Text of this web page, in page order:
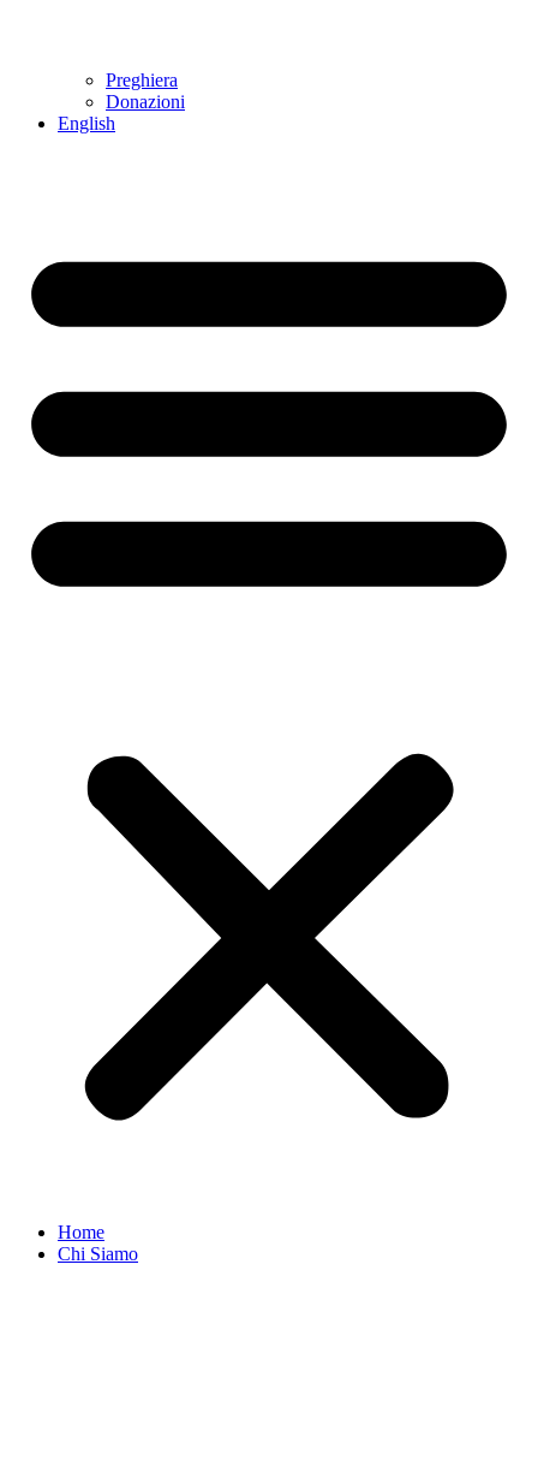
Preghiera
Donazioni
English
Home
Chi Siamo